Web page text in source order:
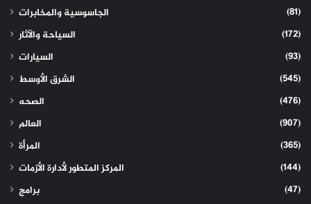
الجاسوسية والمخابرات
(81)
السياحة والآثار
(172)
السيارات
(93)
الشرق الأوسط
(545)
الصحه
(476)
العالم
(907)
المرأة
(365)
المركز المتطور لأدارة الأزمات
(144)
برامج
(47)